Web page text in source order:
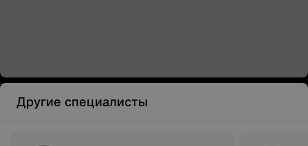
Другие специалисты